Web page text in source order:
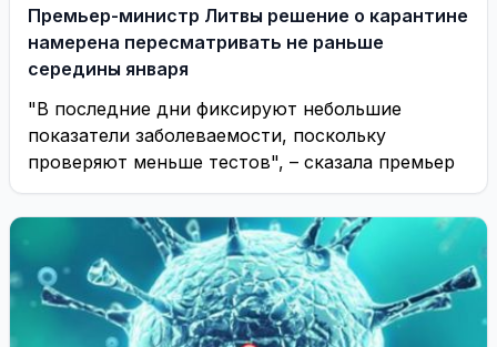
Премьер-министр Литвы решение о карантине
намерена пересматривать не раньше
середины января
"В последние дни фиксируют небольшие
показатели заболеваемости, поскольку
проверяют меньше тестов", – сказала премьер